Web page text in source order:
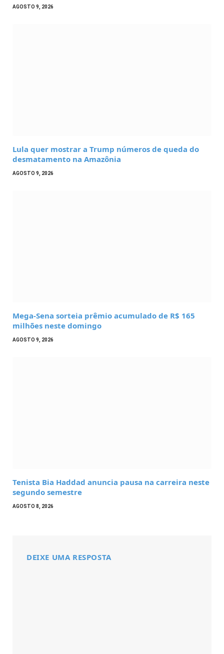
AGOSTO 9, 2026
Lula quer mostrar a Trump números de queda do
desmatamento na Amazônia
AGOSTO 9, 2026
Mega-Sena sorteia prêmio acumulado de R$ 165
milhões neste domingo
AGOSTO 9, 2026
Tenista Bia Haddad anuncia pausa na carreira neste
segundo semestre
AGOSTO 8, 2026
DEIXE UMA RESPOSTA